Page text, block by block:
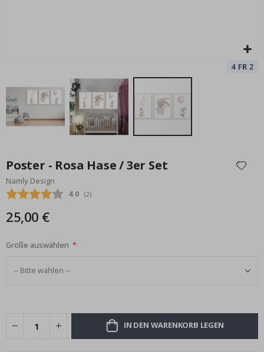
der
Bildgalerie
springen
Poster - Rosa Hase / 3er Set
Namly Design
Durchschnittliche Bewertung:
4.0 (abgegebene bewertungen:
2)
25,00 €
Größe auswählen
IN DEN WARENKORB LEGEN